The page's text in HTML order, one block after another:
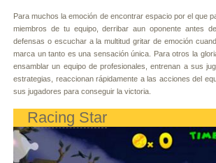
Para muchos la emoción de encontrar espacio por el que
miembros de tu equipo, derribar aun oponente antes
defensas o escuchar a la multitud gritar de emoción
marca un tanto es una sensación única. Para otros la
ensamblar un equipo de profesionales, entrenan a sus
estrategias, reaccionan rápidamente a las acciones del
sus jugadores para conseguir la victoria.
Racing Star